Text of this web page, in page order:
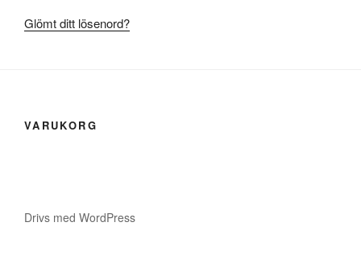
Glömt ditt lösenord?
VARUKORG
Drivs med WordPress